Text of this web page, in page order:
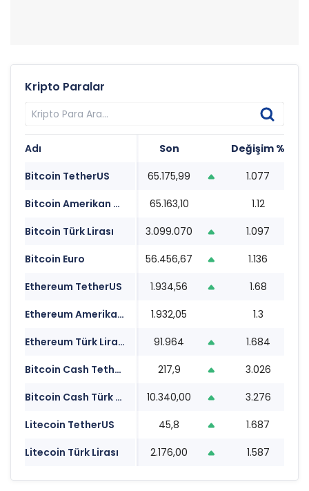
Kripto Paralar
Adı Son Değişim %
Bitcoin TetherUS
65.175,99 1.077
Bitcoin Amerikan Doları
65.163,10 1.12
Bitcoin Türk Lirası
3.099.070 1.097
Bitcoin Euro
56.456,67 1.136
Ethereum TetherUS
1.934,56 1.68
Ethereum Amerikan Doları
1.932,05 1.3
Ethereum Türk Lirası
91.964 1.684
Bitcoin Cash TetherUS
217,9 3.026
Bitcoin Cash Türk Lirası
10.340,00 3.276
Litecoin TetherUS
45,8 1.687
Litecoin Türk Lirası
2.176,00 1.587